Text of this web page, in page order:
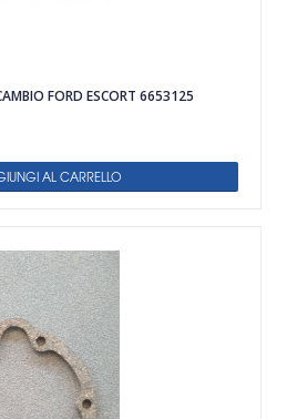
FORD ESCORT 6653125
AL CARRELLO